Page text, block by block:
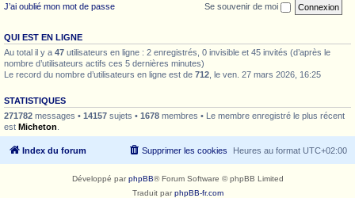
J’ai oublié mon mot de passe
Se souvenir de moi
QUI EST EN LIGNE
Au total il y a 47 utilisateurs en ligne : 2 enregistrés, 0 invisible et 45 invités (d’après le
nombre d’utilisateurs actifs ces 5 dernières minutes)
Le record du nombre d’utilisateurs en ligne est de 712 , le ven. 27 mars 2026, 16:25
STATISTIQUES
271782 messages • 14157 sujets • 1678 membres • Le membre enregistré le plus récent
est Micheton
Index du forum Heures au format UTC+02:00
Supprimer les cookies
Développé parphpBB® Forum Software © phpBB Limited
Traduit parphpBB-fr.com